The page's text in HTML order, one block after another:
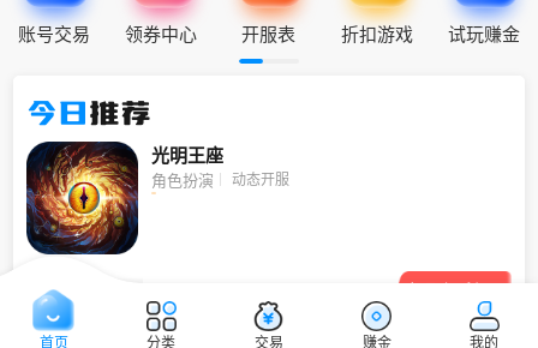
账号交易 领券中心 开服表 折扣游戏 试玩赚金
今日推荐
光明王座
角色扮演 动态开服

首页 分类 交易 赚金 我的